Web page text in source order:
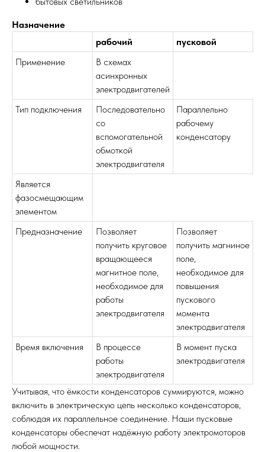
Назначение
рабочий
пусковой
Применение
В схемах
асинхронных
электродвигателей
Тип подключения
Последовательно
со
вспомогательной
обмоткой
электродвигателя
Параллельно
рабочему
конденсатору
Является
фазосмещающим
элементом
Предназначение
Позволяет
получить круговое
вращающееся
магнитное поле,
необходимое для
работы
электродвигателя
Позволяет
получить магниное
поле,
необходимое для
повышения
пускового
момента
электродвигателя
Время включения
В процессе
работы
электродвигателя
В момент пуска
электродвигателя
Учитывая, что ёмкости конденсаторов суммируются, можно
включить в электрическую цепь несколько конденсаторов,
соблюдая их параллельное соединение. Наши пусковые
конденсаторы обеспечат надёжную работу электромоторов
любой мощности.